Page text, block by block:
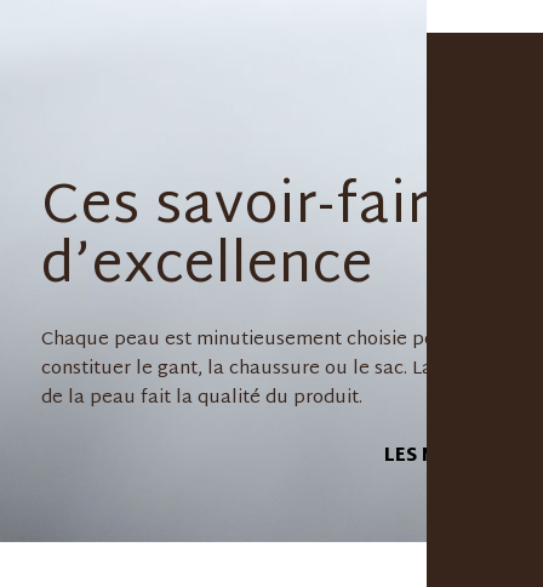
Ces savoir-faire
d’excellence
Chaque peau est minutieusement choisie pour
constituer le gant, la chaussure ou le sac. La qualité
de la peau fait la qualité du produit.
LES MÉTIERS